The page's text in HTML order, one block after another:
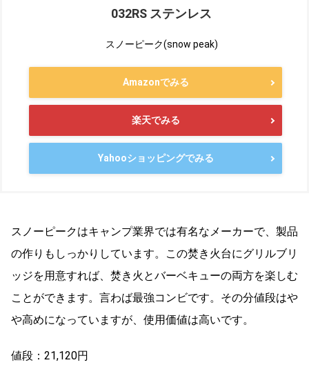
032RS ステンレス
スノーピーク(snow peak)
Amazonでみる
楽天でみる
Yahooショッピングでみる
スノーピークはキャンプ業界では有名なメーカーで、製品
の作りもしっかりしています。この焚き火台にグリルブリ
ッジを用意すれば、焚き火とバーベキューの両方を楽しむ
ことができます。言わば最強コンビです。その分値段はや
や高めになっていますが、使用価値は高いです。
値段：21,120円